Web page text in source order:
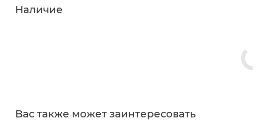
Наличие
Вас также может заинтересовать